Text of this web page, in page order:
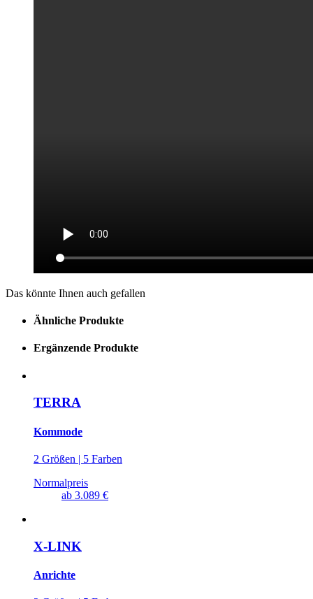
Das könnte Ihnen auch gefallen
Ähnliche Produkte
Ergänzende Produkte
TERRA
Kommode
2 Größen | 5 Farben
Normalpreis
ab 3.089 €
X-LINK
Anrichte